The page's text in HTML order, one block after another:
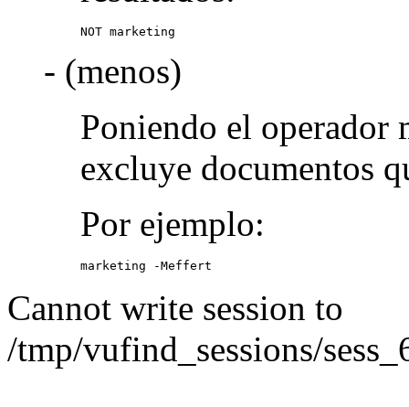
NOT marketing
- (menos)
Poniendo el operador
excluye documentos
Por ejemplo:
marketing -Meffert
Cannot write session to
/tmp/vufind_sessions/